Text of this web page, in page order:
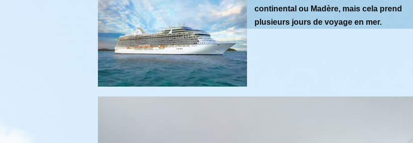
continental ou Madère, mais cela prend
plusieurs jours de voyage en mer.